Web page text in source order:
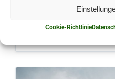
Cookie-Richtlinie
Kindergatenweg 4